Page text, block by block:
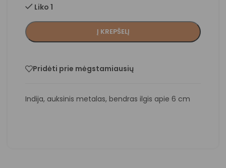
Liko 1
Į KREPŠELĮ
Pridėti prie mėgstamiausių
Indija, auksinis metalas, bendras ilgis apie 6 cm